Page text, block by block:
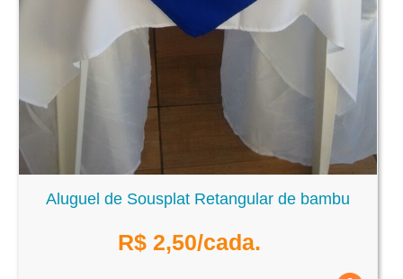
Aluguel de Sousplat Retangular de bambu
R$ 2,50/cada.